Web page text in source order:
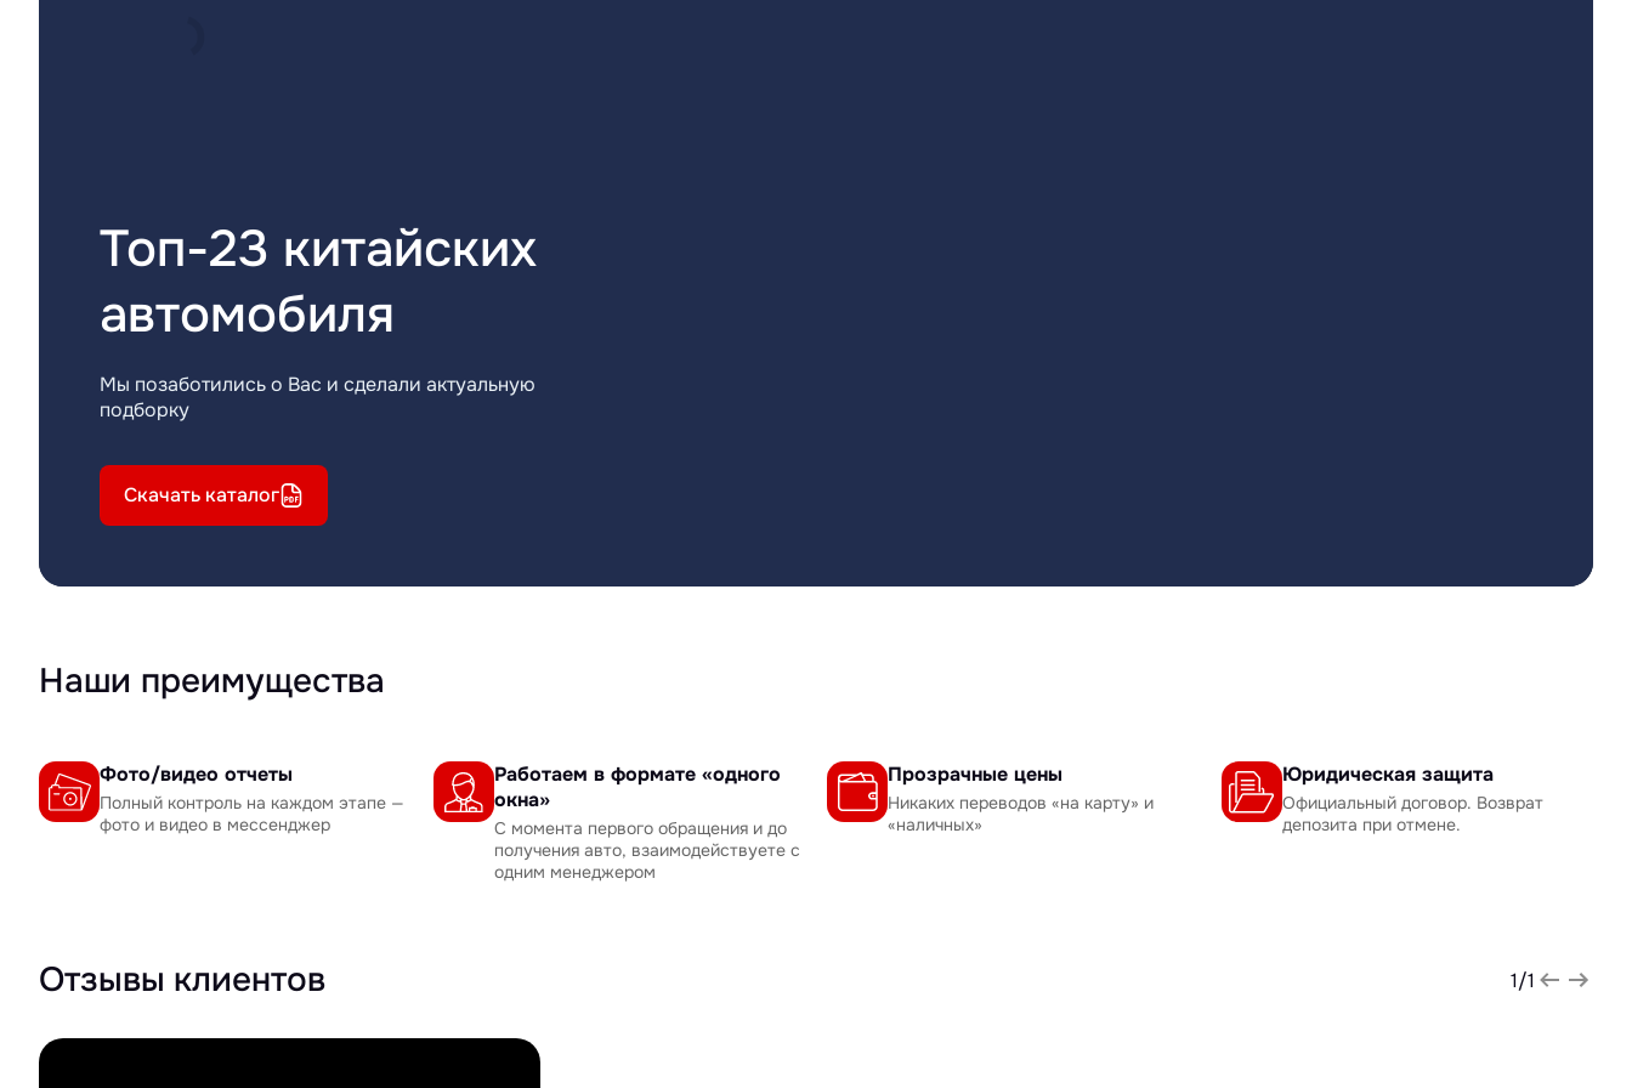
Топ-23 китайских
автомобиля
Мы позаботились о Вас и сделали актуальную
подборку
Скачать каталог
Наши преимущества
Фото/видео отчеты
Полный контроль на каждом этапе —
фото и видео в мессенджер
Работаем в формате «одного
окна»
С момента первого обращения и до
получения авто, взаимодействуете с
одним менеджером
Прозрачные цены
Никаких переводов «на карту» и
«наличных»
Юридическая защита
Официальный договор. Возврат
депозита при отмене.
Отзывы клиентов 1/1